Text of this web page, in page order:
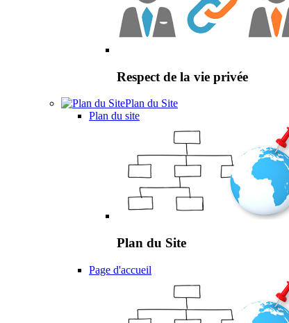
Respect de la vie privée
Plan du Site
Plan du site
Plan du Site
Page d'accueil